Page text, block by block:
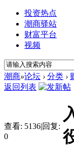
投资热点
潮商驿站
财富平台
视频
潮商»论坛 › 分类 ›
返回列表
查看: 5136|回复:
0